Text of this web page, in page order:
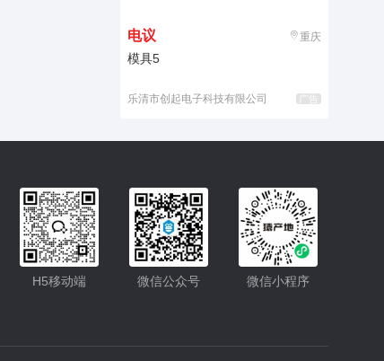
电议 重庆
模具5
乐清市创起电子科技有限公司 广告
微信小程序
微信公众号
H5移动端